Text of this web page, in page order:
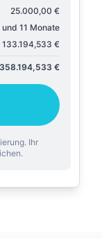
25.000,00 €
11 Monate
133.194,533 €
358.194,533 €
Ihr